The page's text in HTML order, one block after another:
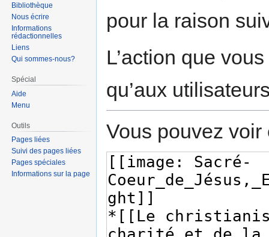
navigation
recherche
pour la raison
L’action que
qu’aux
Vous pouvez
Bibliothèque
Nous écrire
Informations
rédactionnelles
Liens
Qui sommes-nous?
Spécial
Aide
Menu
Outils
Pages liées
Suivi des pages liées
Pages spéciales
Informations sur la page